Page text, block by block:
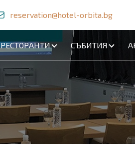
reservation@hotel-orbita.bg
РЕСТОРАНТИ СЪБИТИЯ